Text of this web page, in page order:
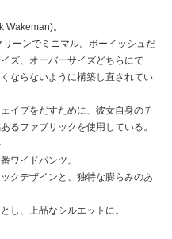
。
ーンでミニマル。ボーイッシュだ
ズ、オーバーサイズどちらにで
ならないように構築し直されてい
イプをだすために、彼女自身のチ
るファブリックを使用している。
ワイドパンツ。
クデザインと、独特な膨らみのあ
し、上品なシルエットに。